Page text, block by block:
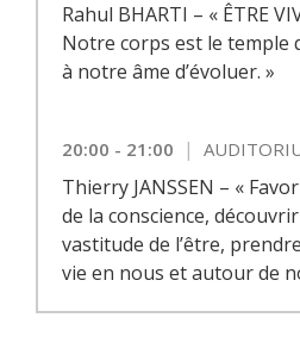
Rahul BHARTI – « ÊTRE
Notre corps est le temple
à notre âme d’évoluer. »
20:00 - 21:00 |
Thierry JANSSEN – «
de la conscience,
vastitude de l’être,
vie en nous et autour de